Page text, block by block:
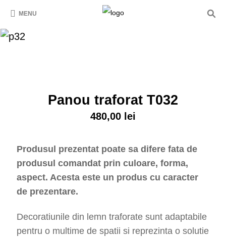
MENU
Panou traforat T032
480,00 lei
Produsul prezentat poate sa difere fata de
produsul comandat prin culoare, forma,
aspect. Acesta este un produs cu caracter
de prezentare.
Decoratiunile din lemn traforate sunt adaptabile
pentru o multime de spatii si reprezinta o solutie